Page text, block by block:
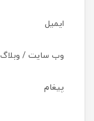
ایمیل
وب سایت / وبلاگ
پیغام